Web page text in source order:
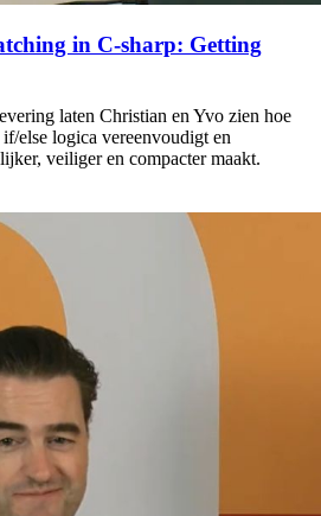
in C-sharp: Getting
laten Christian en Yvo zien hoe
else logica vereenvoudigt en
veiliger en compacter maakt.